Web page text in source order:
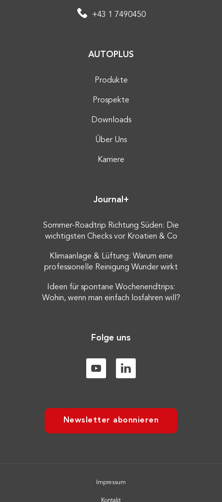
+43 1 7490450
AUTOPLUS
Produkte
Prospekte
Downloads
Über Uns
Karriere
Journal+
Sommer-Roadtrip Richtung Süden: Die
wichtigsten Checks vor Kroatien & Co
Klimaanlage & Lüftung: Warum eine
professionelle Reinigung Wunder wirkt
Ideen für spontane Wochenendtrips:
Wohin, wenn man einfach losfahren will?
Folge uns
Newsletter abonnieren
Impressum
Kontakt